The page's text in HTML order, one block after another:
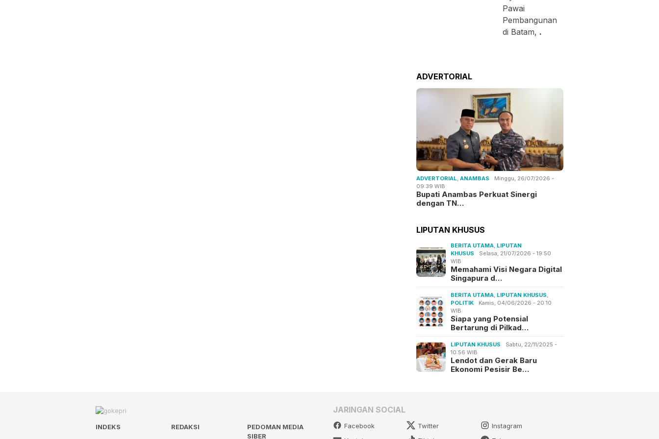
Pawai
Pembangunan
di Batam, .
ADVERTORIAL
ADVERTORIAL,ANAMBAS
Minggu, 26/07/2026 -
09:39 WIB
Bupati Anambas Perkuat Sinergi
dengan TN…
LIPUTAN KHUSUS
BERITA UTAMA, LIPUTAN
KHUSUS
Selasa, 21/07/2026 - 19:50
WIB
Memahami Visi Negara Digital
Singapura d…
BERITA UTAMA, LIPUTAN KHUSUS,
POLITIK
Kamis, 04/06/2026 - 20:10
WIB
Siapa yang Potensial
Bertarung di Pilkad…
LIPUTAN KHUSUS
Sabtu, 22/11/2025 -
10:56 WIB
Lendot dan Gerak Baru
Ekonomi Pesisir Be…
INDEKS REDAKSI
PEDOMAN MEDIA
SIBER
JARINGAN SOCIAL
Facebook Twitter
Instagram